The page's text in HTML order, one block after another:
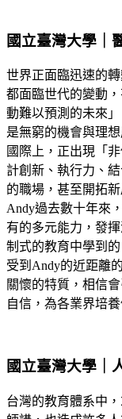
國立臺灣大學｜
世界正面臨迅速的
都面臨世代的變動
動難以預測的未來
是無窮的機會與理
國際上，正出現「
計創新、執行力、
的職場，甚至開拓新
Andy過去數十年來
有的多元能力，發
制式的教育中學到
受到Andy的近距離
關懷的特質，相信
自信，為各業界培
國立臺灣大學｜
台灣的教育體系中